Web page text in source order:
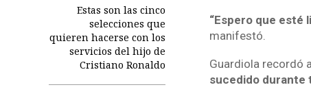
Estas son las cinco
selecciones que
quieren hacerse con los
servicios del hijo de
Cristiano Ronaldo
“Espero que esté
manifestó.
Guardiola recordó
sucedido durante